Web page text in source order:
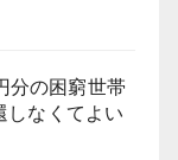
分の困窮世帯
しなくてよい